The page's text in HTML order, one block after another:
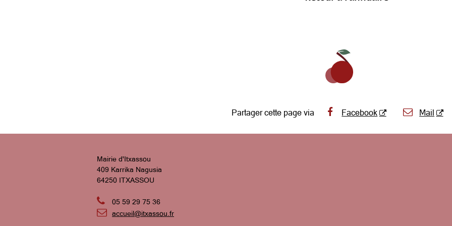
Partager cette page via Facebook Mail
Mairie d'Itxassou
409 Karrika Nagusia
64250 ITXASSOU
 05 59 29 75 36
 accueil@itxassou.fr